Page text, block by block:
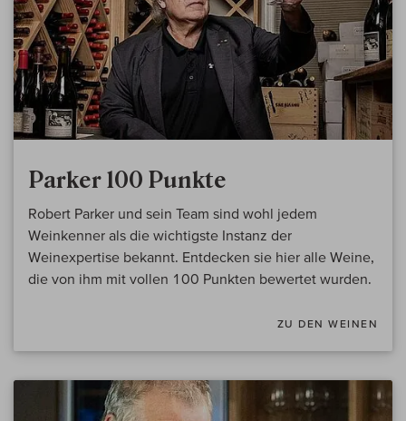
Parker 100 Punkte
Robert Parker und sein Team sind wohl jedem
Weinkenner als die wichtigste Instanz der
Weinexpertise bekannt. Entdecken sie hier alle Weine,
die von ihm mit vollen 100 Punkten bewertet wurden.
ZU DEN WEINEN